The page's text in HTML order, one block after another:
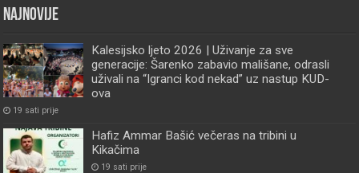
Najnovije
Kalesijsko ljeto 2026 | Uživanje za sve
generacije: Šarenko zabavio mališane, odrasli
uživali na “Igranci kod nekad” uz nastup KUD-
ova
19 sati prije
Hafiz Ammar Bašić večeras na tribini u
Kikačima
19 sati prije